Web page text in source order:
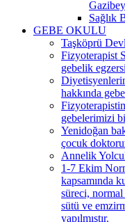
Sağlık
GEBE OKULU
Taşköprü
Fizyoterapist
gebelik
hakkında
gebelerimizi
Yenidoğan
çocuk
Annelik
1-7 Ekim
kapsamında
süreci, normal
sütü ve
yapılmıştır.